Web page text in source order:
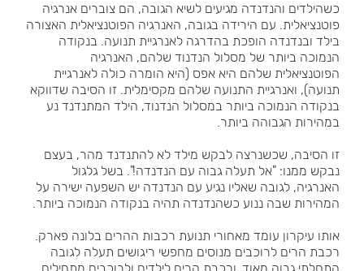
כשהילדים והנדנדה מגיעים לשיא הגובה, הם צוברים אנרגיה
פוטנציאלית. עם הירידה בגובה, האנרגיה הפוטנציאלית האצורה
בילד ובנדנדה הופכת בהדרגה לאנרגיית תנועה. בנקודה
הנמוכה ביותר של מסלול הנדנוד שלהם, האנרגיה
הפוטנציאלית שלהם היא אפס (היא הומרה כולה לאנרגיית
תנועה), ואנרגיית התנועה שלהם מקסימלית. זו הסיבה שדווקא
בנקודה הנמוכה ביותר במסלול הנדנוד, הילד המתנדנד נע
במהירות הגבוהה ביותר.
זו הסיבה, שכשנרצה לבקש מילד לא להתנדנד מהר, בעצם
נבקש ממנו: "אל תעלה גבוה עם הנדנדה!". בשל גלגול
האנרגיה, לגובה שאליו נגיע עם הנדנדה יש השפעה ישירה על
המהירות שבה ננוע כשהנדנדה תהיה בנקודה הנמוכה ביותר.
אותו עיקרון עומד מאחורי תנועת רכבות ההרים בלונה פארק.
רכבת הרים לרוכבים מנוסים מחפשי ריגושים תעלה לגובה